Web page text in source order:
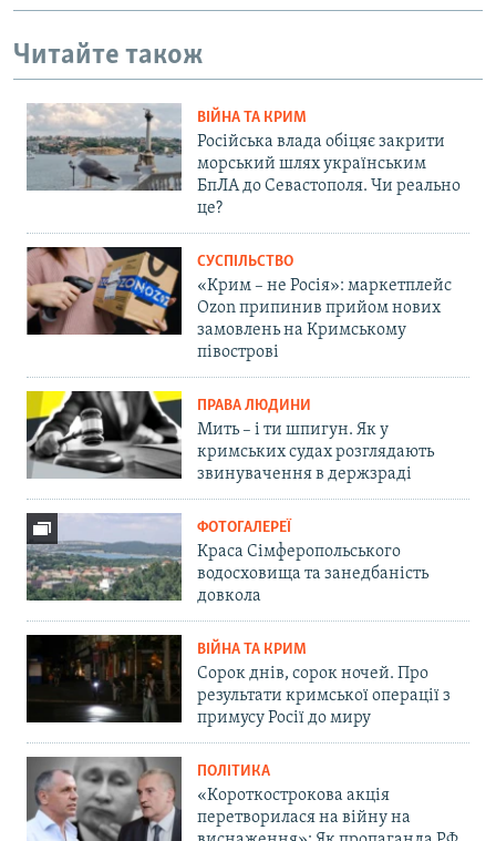
Читайте також
ВІЙНА ТА КРИМ
Російська влада обіцяє закрити
морський шлях українським
БпЛА до Севастополя. Чи реально
це?
СУСПІЛЬСТВО
«Крим – не Росія»: маркетплейс
Ozon припинив прийом нових
замовлень на Кримському
півострові
ПРАВА ЛЮДИНИ
Мить – і ти шпигун. Як у
кримських судах розглядають
звинувачення в держзраді
ФОТОГАЛЕРЕЇ
Краса Сімферопольського
водосховища та занедбаність
довкола
ВІЙНА ТА КРИМ
Сорок днів, сорок ночей. Про
результати кримської операції з
примусу Росії до миру
ПОЛІТИКА
«Короткострокова акція
перетворилася на війну на